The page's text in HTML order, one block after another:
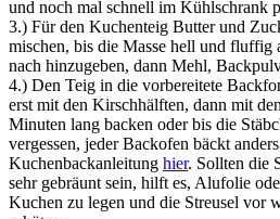
und noch mal schnell im Kühlschrank
3.) Für den Kuchenteig Butter und
mischen, bis die Masse hell und fluffig
nach hinzugeben, dann Mehl,
4.) Den Teig in die vorbereitete
erst mit den Kirschhälften, dann mit
Minuten lang backen oder bis die
vergessen, jeder Backofen bäckt
Kuchenbackanleitung hier. Sollten die
sehr gebräunt sein, hilft es, Alufolie
Kuchen zu legen und die Streusel vor